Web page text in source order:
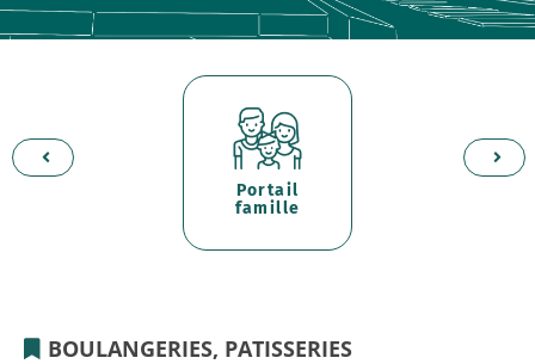
Portail
famille
BOULANGERIES, PATISSERIES